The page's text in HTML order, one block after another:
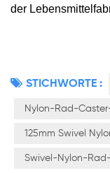
der
STICHWORTE :
Nylon-Rad-
125mm Swivel
Swivel-Nylon-